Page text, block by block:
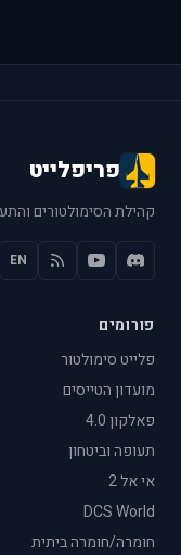
פריפלייט
קהילת הסימולטורים
EN
פורומים
פלייט סימולטור
מועדון הטייסים
פאלקון 4.0
תעופה וביטחון
אי אל 2
DCS World
חומרה/חומרה ביתית